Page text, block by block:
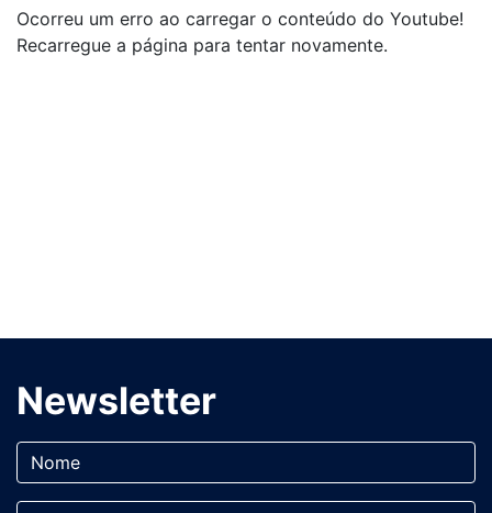
Ocorreu um erro ao carregar o conteúdo do Youtube!
Recarregue a página para tentar novamente.
Newsletter